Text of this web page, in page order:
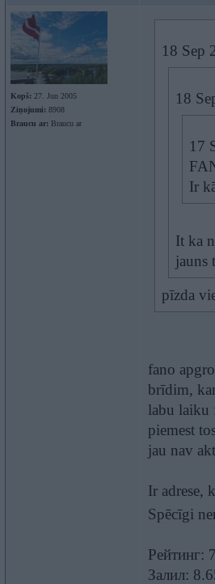
Kopš: 27. Jun 2005
Ziņojumi: 8908
Braucu ar: Braucu ar
18 Sep
18
17
Ir
It ka
jauns
pīzda
fano
brīdim,
labu laiku
piemest
jau nav
Ir adrese,
Spēcīgi
Рейтинг:
Залил: